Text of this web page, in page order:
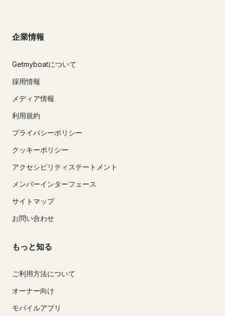
企業情報
Getmyboatについて
採用情報
メディア情報
利用規約
プライバシーポリシー
クッキーポリシー
アクセシビリティステートメント
メンバーインターフェース
サイトマップ
お問い合わせ
もっと知る
ご利用方法について
オーナー向け
モバイルアプリ